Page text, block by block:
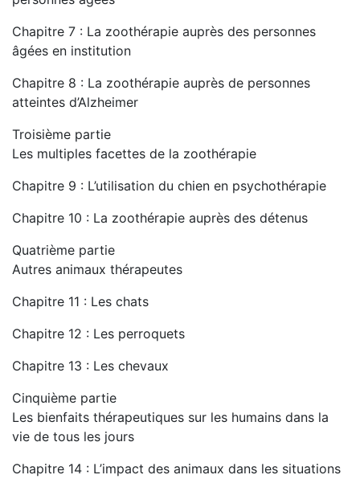
Chapitre 7 : La zoothérapie auprès des personnes
âgées en institution
Chapitre 8 : La zoothérapie auprès de personnes
atteintes d’Alzheimer
Troisième partie
Les multiples facettes de la zoothérapie
Chapitre 9 : L’utilisation du chien en psychothérapie
Chapitre 10 : La zoothérapie auprès des détenus
Quatrième partie
Autres animaux thérapeutes
Chapitre 11 : Les chats
Chapitre 12 : Les perroquets
Chapitre 13 : Les chevaux
Cinquième partie
Les bienfaits thérapeutiques sur les humains dans la
vie de tous les jours
Chapitre 14 : L’impact des animaux dans les situations